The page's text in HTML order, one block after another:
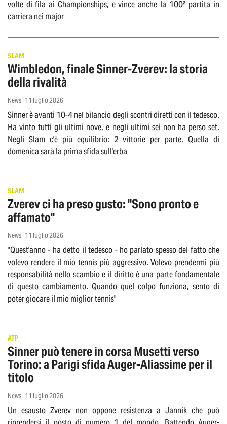
volte di fila ai Championships, e vince anche la 100ª partita in
carriera nei major
SLAM
Wimbledon, finale Sinner-Zverev: la storia
della rivalità
News | 11 luglio 2026
Sinner è avanti 10-4 nel bilancio degli scontri diretti con il tedesco.
Ha vinto tutti gli ultimi nove, e negli ultimi sei non ha perso set.
Negli Slam c'è più equilibrio: 2 vittorie per parte. Quella di
domenica sarà la prima sfida sull'erba
SLAM
Zverev ci ha preso gusto: "Sono pronto e
affamato"
News | 11 luglio 2026
"Quest'anno - ha detto il tedesco - ho parlato spesso del fatto che
volevo rendere il mio tennis più aggressivo. Volevo prendermi più
responsabilità nello scambio e il diritto è una parte fondamentale
di questo cambiamento. Quando quel colpo funziona, sento di
poter giocare il mio miglior tennis"
ATP
Sinner può tenere in corsa Musetti verso
Torino: a Parigi sfida Auger-Aliassime per il
titolo
News | 11 luglio 2026
Un esausto Zverev non oppone resistenza a Jannik che può